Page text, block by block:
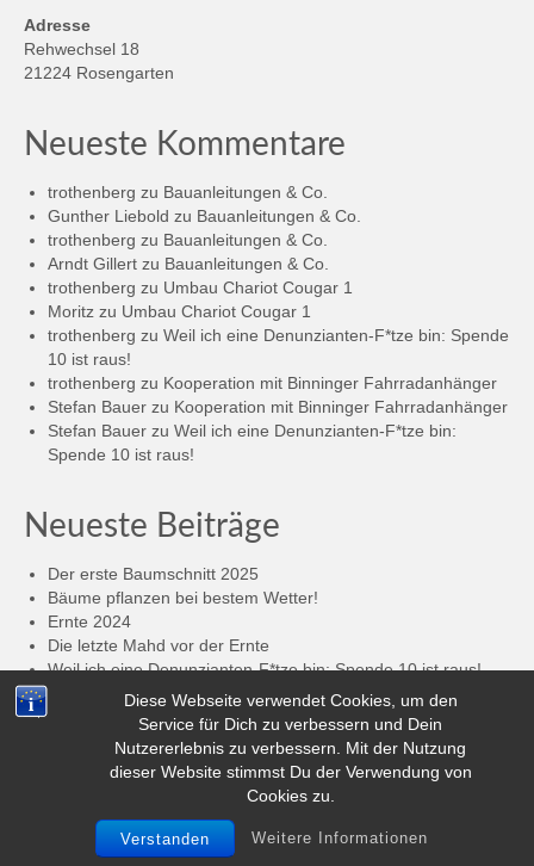
Diese Webseite verwendet Cookies, um den
Service für Dich zu verbessern und Dein
Nutzererlebnis zu verbessern. Mit der Nutzung
dieser Website stimmst Du der Verwendung von
Cookies zu.
Verstanden Weitere Informationen
Adresse
Rehwechsel 18
21224 Rosengarten
Neueste Kommentare
trothenberg zu Bauanleitungen & Co.
Gunther Liebold zu Bauanleitungen & Co.
trothenberg zu Bauanleitungen & Co.
Arndt Gillert zu Bauanleitungen & Co.
trothenberg zu Umbau Chariot Cougar 1
Moritz zu Umbau Chariot Cougar 1
trothenberg zu Weil ich eine Denunzianten-F*tze bin: Spende
10 ist raus!
trothenberg zu Kooperation mit Binninger Fahrradanhänger
Stefan Bauer zu Kooperation mit Binninger Fahrradanhänger
Stefan Bauer zu Weil ich eine Denunzianten-F*tze bin:
Spende 10 ist raus!
Neueste Beiträge
Der erste Baumschnitt 2025
Bäume pflanzen bei bestem Wetter!
Ernte 2024
Die letzte Mahd vor der Ernte
Weil ich eine Denunzianten-F*tze bin: Spende 10 ist raus!
Die 2.000,- € sind geknackt: Spende 8 + 9 sind raus!
Anhänger-Spende an „Buxtehude im Wandel“
Der nächste kostenlose Anhänger-Workshop steht an!
Auf den Hund gekommen 2
© 2026 - WordPress Theme by Kadence WP